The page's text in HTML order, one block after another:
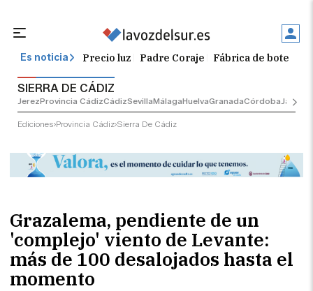
Es noticia Precio luz Padre Coraje Fábrica de botellas
SIERRA DE CÁDIZ
JerezProvincia CádizCádizSevillaMálagaHuelvaGranadaCórdobaJaén
Ediciones Provincia Cádiz Sierra De Cádiz
Grazalema, pendiente de un
'complejo' viento de Levante:
más de 100 desalojados hasta el
momento